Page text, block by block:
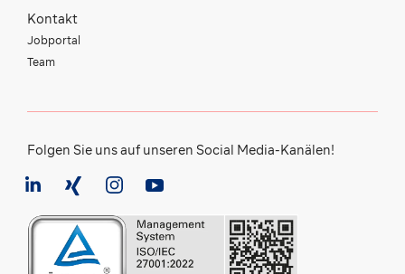
Kontakt
Jobportal
Team
Folgen Sie uns auf unseren Social Media-Kanälen!